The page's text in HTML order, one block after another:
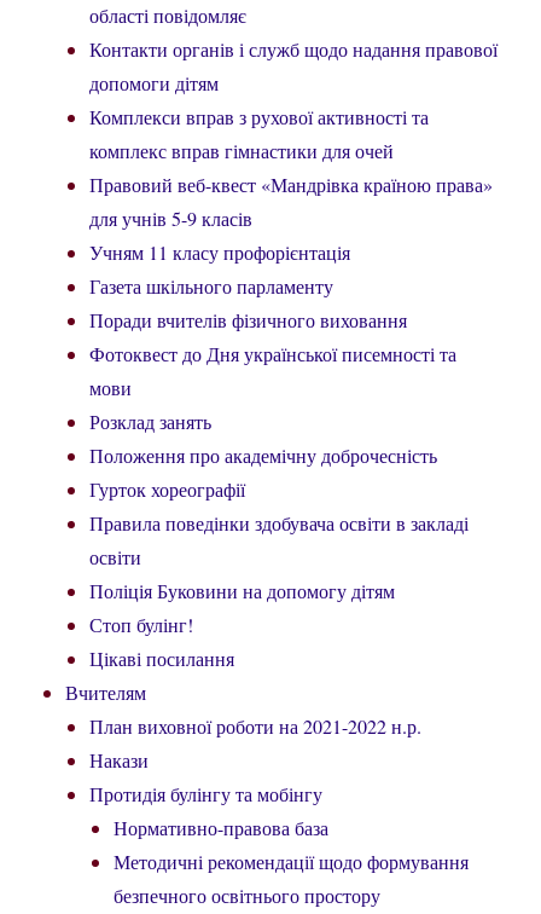
області повідомляє
Контакти органів і служб щодо надання правової
допомоги дітям
Комплекси вправ з рухової активності та
комплекс вправ гімнастики для очей
Правовий веб-квест «Мандрівка країною права»
для учнів 5-9 класів
Учням 11 класу профорієнтація
Газета шкільного парламенту
Поради вчителів фізичного виховання
Фотоквест до Дня української писемності та
мови
Розклад занять
Положення про академічну доброчесність
Гурток хореографії
Правила поведінки здобувача освіти в закладі
освіти
Поліція Буковини на допомогу дітям
Стоп булінг!
Цікаві посилання
Вчителям
План виховної роботи на 2021-2022 н.р.
Накази
Протидія булінгу та мобінгу
Нормативно-правова база
Методичні рекомендації щодо формування
безпечного освітнього простору